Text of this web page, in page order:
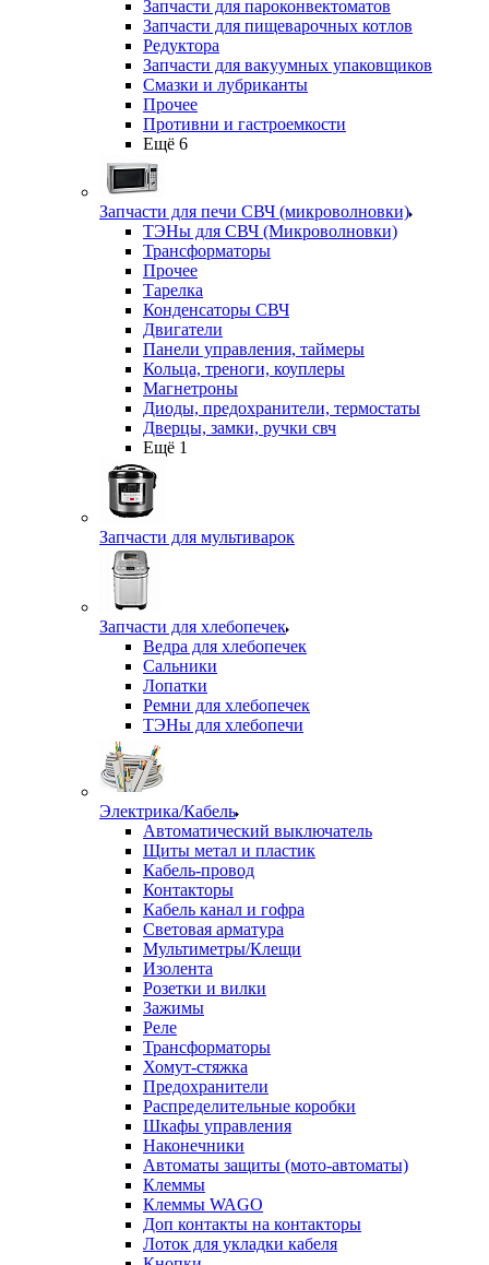
Запчасти для пароконвектоматов
Запчасти для пищеварочных котлов
Редуктора
Запчасти для вакуумных упаковщиков
Смазки и лубриканты
Прочее
Противни и гастроемкости
Ещё 6
Запчасти для печи СВЧ (микроволновки)
ТЭНы для СВЧ (Микроволновки)
Трансформаторы
Прочее
Тарелка
Конденсаторы СВЧ
Двигатели
Панели управления, таймеры
Кольца, треноги, коуплеры
Магнетроны
Диоды, предохранители, термостаты
Дверцы, замки, ручки свч
Ещё 1
Запчасти для мультиварок
Запчасти для хлебопечек
Ведра для хлебопечек
Сальники
Лопатки
Ремни для хлебопечек
ТЭНы для хлебопечи
Электрика/Кабель
Автоматический выключатель
Щиты метал и пластик
Кабель-провод
Контакторы
Кабель канал и гофра
Световая арматура
Мультиметры/Клещи
Изолента
Розетки и вилки
Зажимы
Реле
Трансформаторы
Хомут-стяжка
Предохранители
Распределительные коробки
Шкафы управления
Наконечники
Автоматы защиты (мото-автоматы)
Клеммы
Клеммы WAGO
Доп контакты на контакторы
Лоток для укладки кабеля